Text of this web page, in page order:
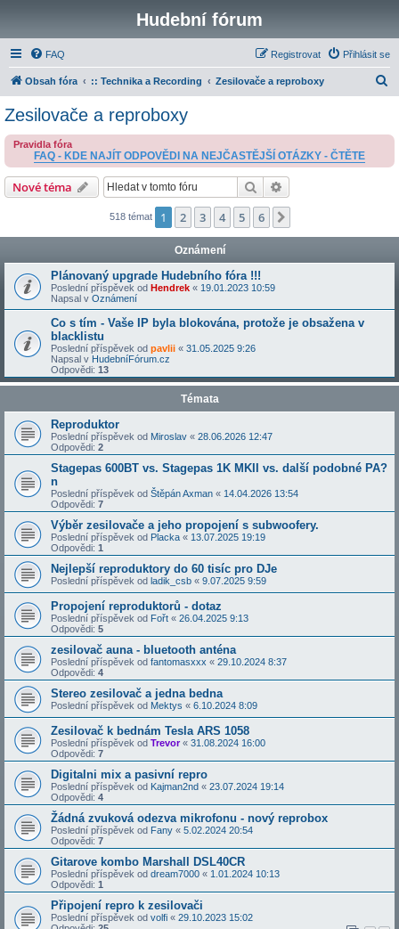
Hudební fórum
FAQ Přihlásit se
Registrovat
Obsah fóra :: Technika a Recording Zesilovače a reproboxy
a
Zesilovače a reproboxy
Pravidla fóra
FAQ - KDE NAJÍT ODPOVĚDI NA NEJČASTĚJŠÍ OTÁZKY - ČTĚTE
Nové téma Hledat
518 témat 1 2 3 4 5 6
Oznámení
Plánovaný upgrade Hudebního fóra !!!
Poslední příspěvek od Hendrek « 19.01.2023 10:59
Napsal v Oznámení
Co s tím - Vaše IP byla blokována, protože je obsažena v
blacklistu
Poslední příspěvek od pavlii « 31.05.2025 9:26
Napsal v HudebníFórum.cz
Odpovědi: 13
Témata
Reproduktor
Poslední příspěvek od Miroslav « 28.06.2026 12:47
Odpovědi: 2
Stagepas 600BT vs. Stagepas 1K MKII vs. další podobné PA?
n
Poslední příspěvek od Štěpán Axman « 14.04.2026 13:54
Odpovědi: 7
Výběr zesilovače a jeho propojení s subwoofery.
Poslední příspěvek od Placka « 13.07.2025 19:19
Odpovědi: 1
Nejlepší reproduktory do 60 tisíc pro DJe
Poslední příspěvek od ladik_csb « 9.07.2025 9:59
Propojení reproduktorů - dotaz
Poslední příspěvek od Fořt « 26.04.2025 9:13
Odpovědi: 5
zesilovač auna - bluetooth anténa
Poslední příspěvek od fantomasxxx « 29.10.2024 8:37
Odpovědi: 4
Stereo zesilovač a jedna bedna
Poslední příspěvek od Mektys « 6.10.2024 8:09
Zesilovač k bednám Tesla ARS 1058
Poslední příspěvek od Trevor« 31.08.2024 16:00
Odpovědi: 7
Digitalni mix a pasivní repro
Poslední příspěvek od Kajman2nd « 23.07.2024 19:14
Odpovědi: 4
Žádná zvuková odezva mikrofonu - nový reprobox
Poslední příspěvek od Fany « 5.02.2024 20:54
Odpovědi: 7
Gitarove kombo Marshall DSL40CR
Poslední příspěvek od dream7000 « 1.01.2024 10:13
Odpovědi: 1
Připojení repro k zesilovači
Poslední příspěvek od volfi « 29.10.2023 15:02